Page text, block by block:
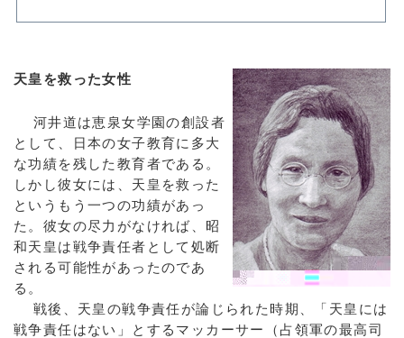
天皇を救った女性
河井道は恵泉女学園の創設者
として、日本の女子教育に多大
な功績を残した教育者である。
しかし彼女には、天皇を救った
というもう一つの功績があっ
た。彼女の尽力がなければ、昭
和天皇は戦争責任者として処断
される可能性があったのであ
る。
戦後、天皇の戦争責任が論じられた時期、「天皇には
戦争責任はない」とするマッカーサー（占領軍の最高司